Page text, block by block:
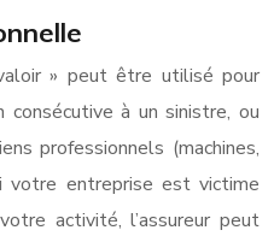
» peut être utilisé pour
à un sinistre, ou
professionnels (machines,
votre entreprise est victime
activité, l’assureur peut